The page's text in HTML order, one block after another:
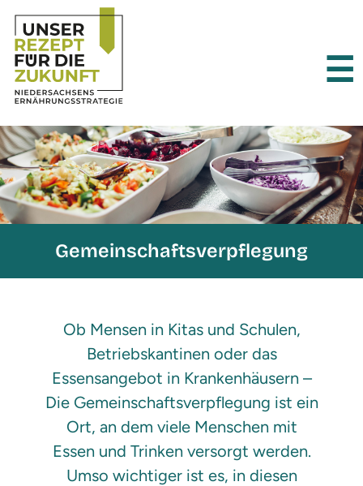
☰
Gemeinschaftsverpflegung
Ob Mensen in Kitas und Schulen,
Betriebskantinen oder das
Essensangebot in Krankenhäusern –
Die Gemeinschaftsverpflegung ist ein
Ort, an dem viele Menschen mit
Essen und Trinken versorgt werden.
Umso wichtiger ist es, in diesen